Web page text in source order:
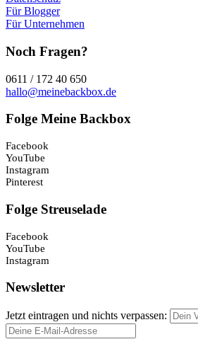
Für Blogger
Für Unternehmen
Noch Fragen?
0611 / 172 40 650
hallo@meinebackbox.de
Folge Meine Backbox
Facebook
YouTube
Instagram
Pinterest
Folge Streuselade
Facebook
YouTube
Instagram
Newsletter
Jetzt eintragen und nichts verpassen: